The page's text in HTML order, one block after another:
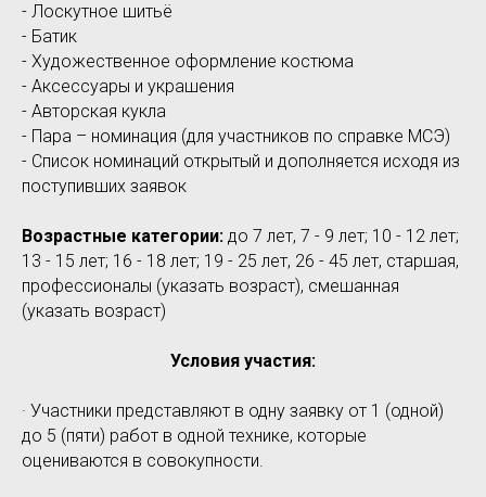
- Лоскутное шитьё
- Батик
- Художественное оформление костюма
- Аксессуары и украшения
- Авторская кукла
- Пара – номинация (для участников по справке МСЭ)
- Список номинаций открытый и дополняется исходя из
поступивших заявок
Возрастные категории: до 7 лет, 7 - 9 лет; 10 - 12 лет;
13 - 15 лет; 16 - 18 лет; 19 - 25 лет, 26 - 45 лет, старшая,
профессионалы (указать возраст), смешанная
(указать возраст)
Условия участия:
· Участники представляют в одну заявку от 1 (одной)
до 5 (пяти) работ в одной технике, которые
оцениваются в совокупности.